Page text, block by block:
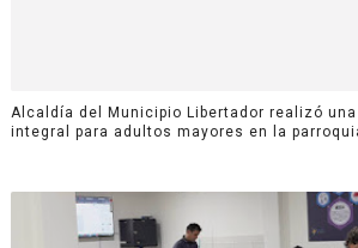
Alcaldía del Municipio Libertador realizó una
integral para adultos mayores en la